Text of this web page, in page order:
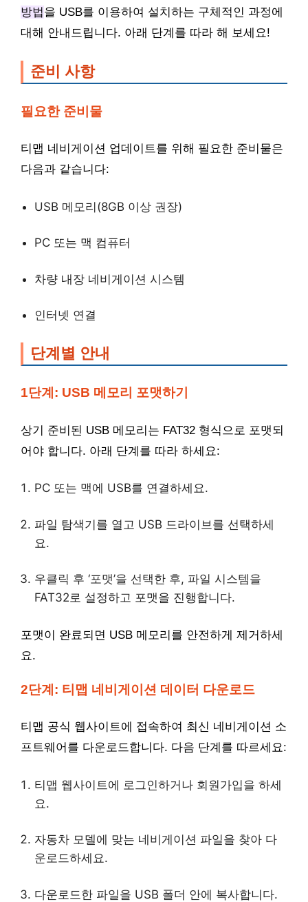
방법을 USB를 이용하여 설치하는 구체적인 과정에
대해 안내드립니다. 아래 단계를 따라 해 보세요!
준비 사항
필요한 준비물
티맵 네비게이션 업데이트를 위해 필요한 준비물은
다음과 같습니다:
USB 메모리(8GB 이상 권장)
PC 또는 맥 컴퓨터
차량 내장 네비게이션 시스템
인터넷 연결
단계별 안내
1단계: USB 메모리 포맷하기
상기 준비된 USB 메모리는 FAT32 형식으로 포맷되
어야 합니다. 아래 단계를 따라 하세요:
PC 또는 맥에 USB를 연결하세요.
파일 탐색기를 열고 USB 드라이브를 선택하세
요.
우클릭 후 ‘포맷’을 선택한 후, 파일 시스템을
FAT32로 설정하고 포맷을 진행합니다.
포맷이 완료되면 USB 메모리를 안전하게 제거하세
요.
2단계: 티맵 네비게이션 데이터 다운로드
티맵 공식 웹사이트에 접속하여 최신 네비게이션 소
프트웨어를 다운로드합니다. 다음 단계를 따르세요:
티맵 웹사이트에 로그인하거나 회원가입을 하세
요.
자동차 모델에 맞는 네비게이션 파일을 찾아 다
운로드하세요.
다운로드한 파일을 USB 폴더 안에 복사합니다.